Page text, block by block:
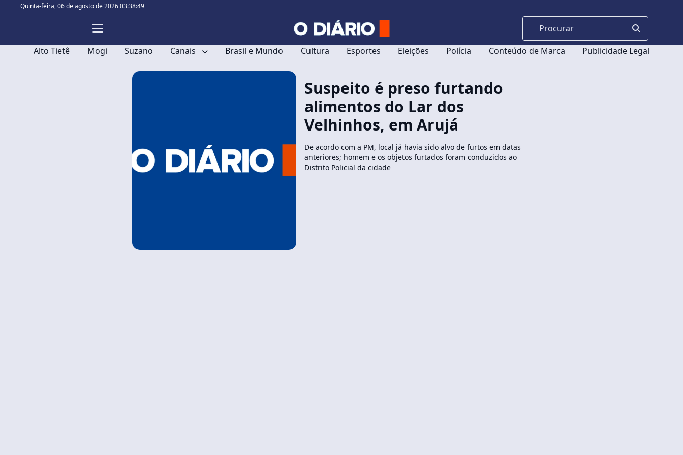
Quinta-feira,06 de agosto de 2026 03:38:50
Alto Tietê Mogi Suzano Canais Brasil e Mundo Cultura Esportes Eleições Polícia Conteúdo de Marca Publicidade Legal
Suspeito é preso furtando
alimentos do Lar dos
Velhinhos, em Arujá
De acordo com a PM, local já havia sido alvo de furtos em datas
anteriores; homem e os objetos furtados foram conduzidos ao
Distrito Policial da cidade